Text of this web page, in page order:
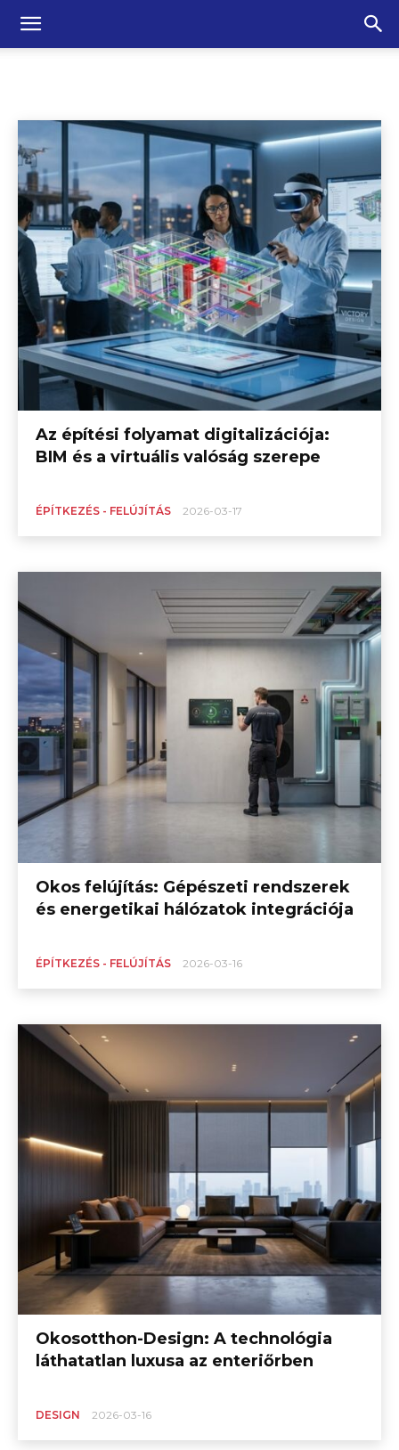
INNOVÁCIÓ
Az építési folyamat digitalizációja:
BIM és a virtuális valóság szerepe
ÉPÍTKEZÉS - FELÚJÍTÁS 2026-03-17
Okos felújítás: Gépészeti rendszerek
és energetikai hálózatok integrációja
ÉPÍTKEZÉS - FELÚJÍTÁS 2026-03-16
Okosotthon-Design: A technológia
láthatatlan luxusa az enteriőrben
DESIGN 2026-03-16